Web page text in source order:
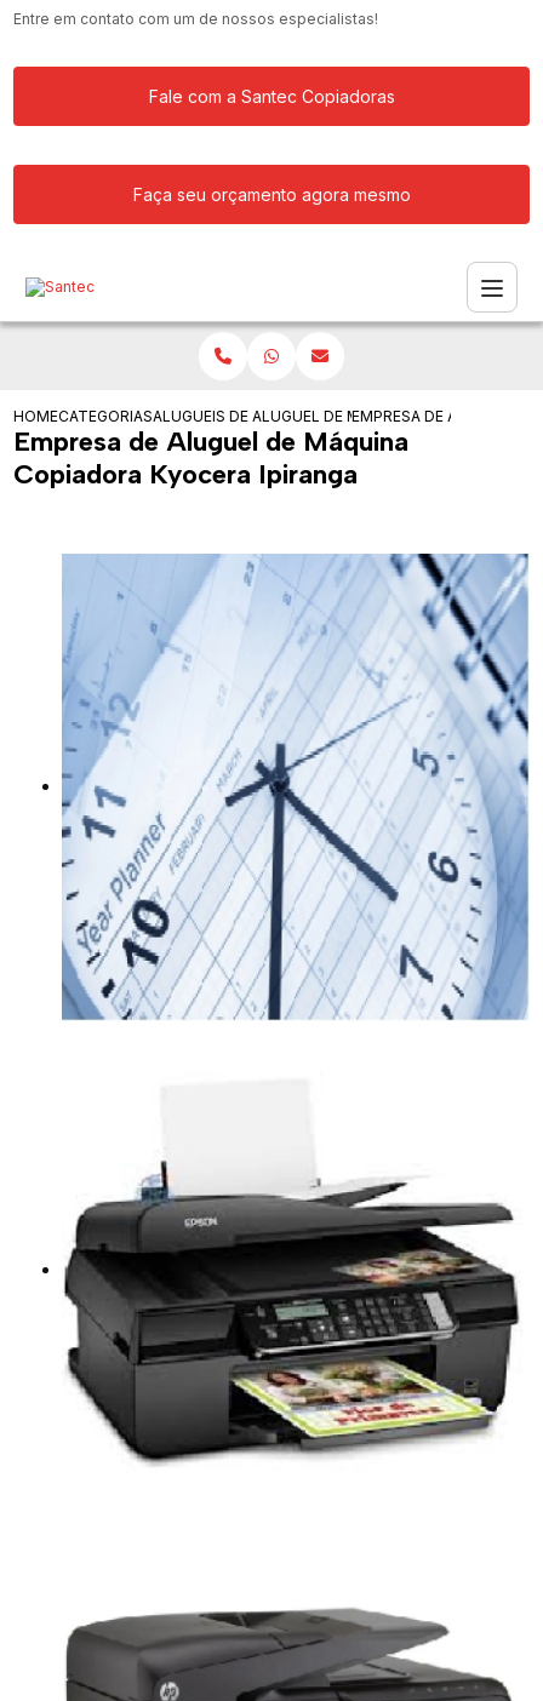
Entre em contato com um de nossos especialistas!
Fale com a Santec Copiadoras
Faça seu orçamento agora mesmo
HOMECATEGORIASALUGUEIS DE COPIADORASALUGUEL DE MAQUINA COPIADORA
EMPRESA DE ALUGUEL
Empresa de Aluguel de Máquina
Copiadora Kyocera Ipiranga